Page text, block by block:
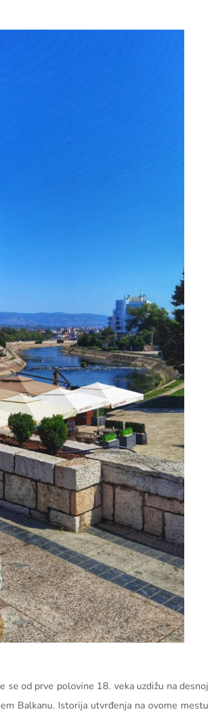
se od prve polovine 18. veka uzdižu na desnoj
Balkanu. Istorija utvrđenja na ovome mestu